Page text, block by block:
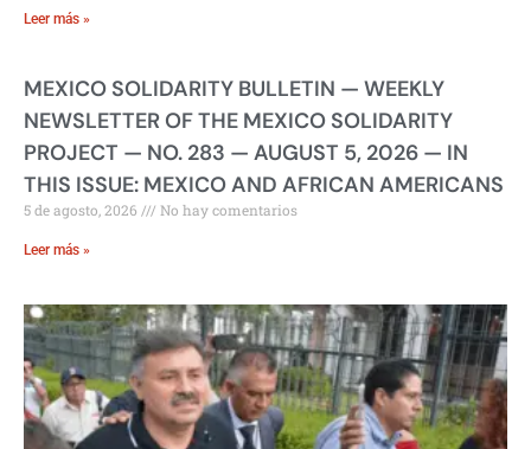
Leer más »
MEXICO SOLIDARITY BULLETIN — WEEKLY
NEWSLETTER OF THE MEXICO SOLIDARITY
PROJECT — NO. 283 — AUGUST 5, 2026 — IN
THIS ISSUE: MEXICO AND AFRICAN AMERICANS
5 de agosto, 2026 No hay comentarios
Leer más »